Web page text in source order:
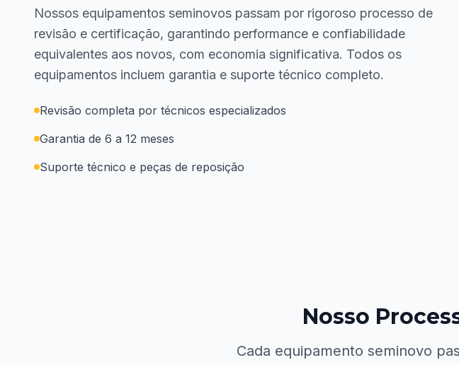
Nossos equipamentos seminovos passam por rigoroso processo de
revisão e certificação, garantindo performance e confiabilidade
equivalentes aos novos, com economia significativa. Todos os
equipamentos incluem garantia e suporte técnico completo.
Revisão completa por técnicos especializados
Garantia de 6 a 12 meses
Suporte técnico e peças de reposição
Nosso
Cada equipamento seminovo